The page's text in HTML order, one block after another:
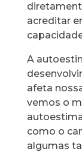
acreditar
A
afeta
vemos o
como o
algumas